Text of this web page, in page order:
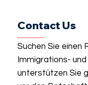
Contact Us
Suchen Sie einen
Immigrations-
unterstützen Sie